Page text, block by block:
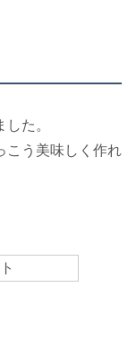
た。
こう美味しく作れ